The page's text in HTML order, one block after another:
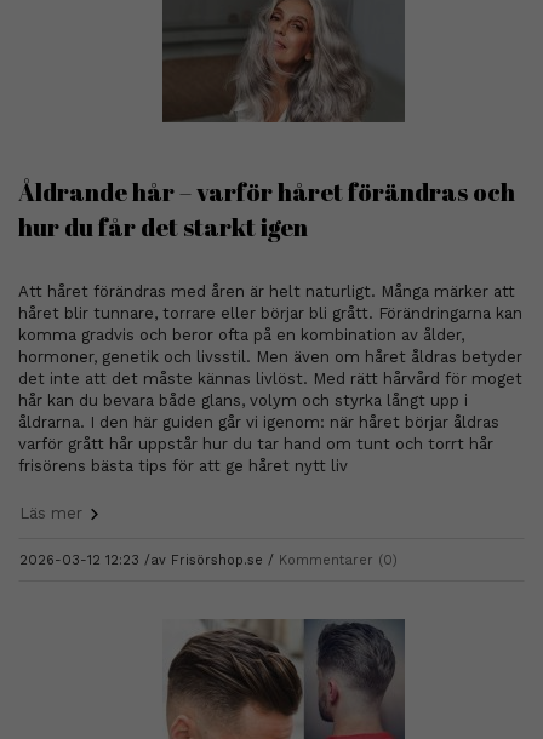
Åldrande hår – varför håret förändras och
hur du får det starkt igen
Att håret förändras med åren är helt naturligt. Många märker att
håret blir tunnare, torrare eller börjar bli grått. Förändringarna kan
komma gradvis och beror ofta på en kombination av ålder,
hormoner, genetik och livsstil. Men även om håret åldras betyder
det inte att det måste kännas livlöst. Med rätt hårvård för moget
hår kan du bevara både glans, volym och styrka långt upp i
åldrarna. I den här guiden går vi igenom: när håret börjar åldras
varför grått hår uppstår hur du tar hand om tunt och torrt hår
frisörens bästa tips för att ge håret nytt liv
2026-03-12 12:23 /av Frisörshop.se Kommentarer (0)
Läs mer